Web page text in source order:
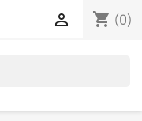
shopping_cart (0)
